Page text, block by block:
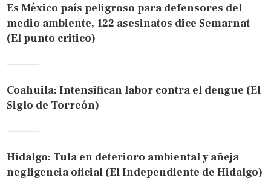
Es México país peligroso para defensores del
medio ambiente, 122 asesinatos dice Semarnat
(El punto critico)
Coahuila: Intensifican labor contra el dengue (El
Siglo de Torreón)
Hidalgo: Tula en deterioro ambiental y añeja
negligencia oficial (El Independiente de Hidalgo)